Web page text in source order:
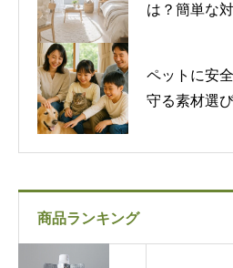
は？簡単な
ペットに安
守る素材選
商品ランキング